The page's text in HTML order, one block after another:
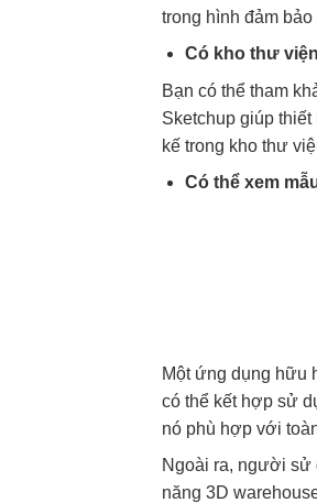
trong hình đảm
Có kho thư
Bạn có thể tham
Sketchup giúp
kế trong kho thư
Có thể xem
Một ứng dụng hữu
có thể kết hợp sử
nó phù hợp với
Ngoài ra, người sử
năng 3D